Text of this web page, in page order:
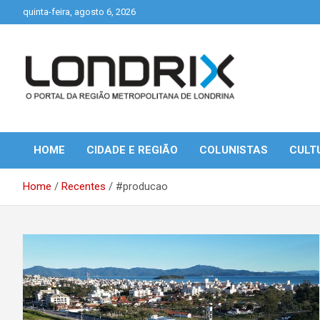
to
quinta-feira, agosto 6, 2026
Londrix
HOME CIDADE E REGIÃO COLUNISTAS
Home Recentes #producao